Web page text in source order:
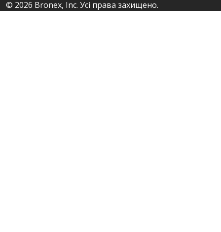
© 2026 Bronex, Inc. Усі права захищено.